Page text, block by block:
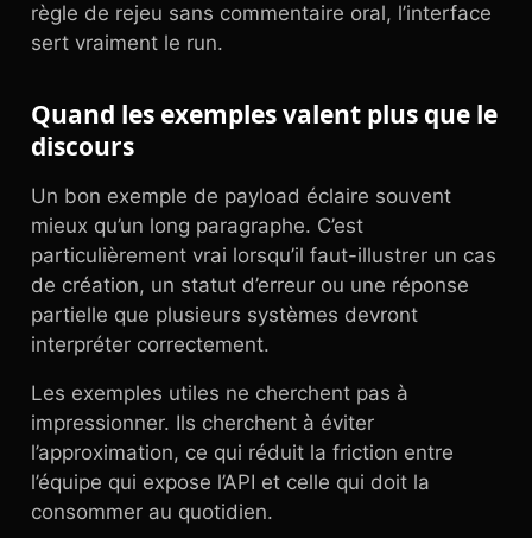
règle de rejeu sans commentaire oral, l’interface
sert vraiment le run.
Quand les exemples valent plus que le
discours
Un bon exemple de payload éclaire souvent
mieux qu’un long paragraphe. C’est
particulièrement vrai lorsqu’il faut-illustrer un cas
de création, un statut d’erreur ou une réponse
partielle que plusieurs systèmes devront
interpréter correctement.
Les exemples utiles ne cherchent pas à
impressionner. Ils cherchent à éviter
l’approximation, ce qui réduit la friction entre
l’équipe qui expose l’API et celle qui doit la
consommer au quotidien.